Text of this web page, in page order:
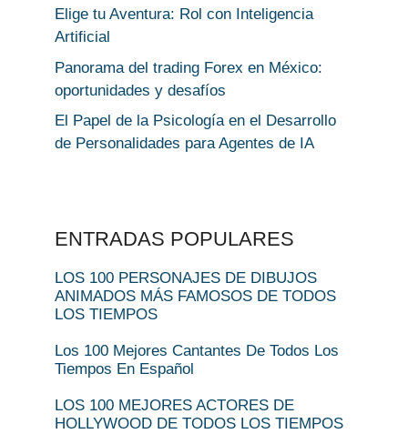
Elige tu Aventura: Rol con Inteligencia
Artificial
Panorama del trading Forex en México:
oportunidades y desafíos
El Papel de la Psicología en el Desarrollo
de Personalidades para Agentes de IA
ENTRADAS POPULARES
LOS 100 PERSONAJES DE DIBUJOS
ANIMADOS MÁS FAMOSOS DE TODOS
LOS TIEMPOS
Los 100 Mejores Cantantes De Todos Los
Tiempos En Español
LOS 100 MEJORES ACTORES DE
HOLLYWOOD DE TODOS LOS TIEMPOS